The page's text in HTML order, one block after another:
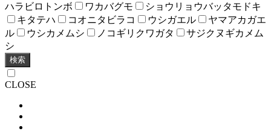
ハラビロトンボ ワカバグモ
ショウリョウバッタモドキ
キタテハ
コオニタビラコ ウシガエル
ヤマアカガエ
ル
ウシカメムシ ノコギリクワガタ
サジクヌギカメム
シ
検索
CLOSE